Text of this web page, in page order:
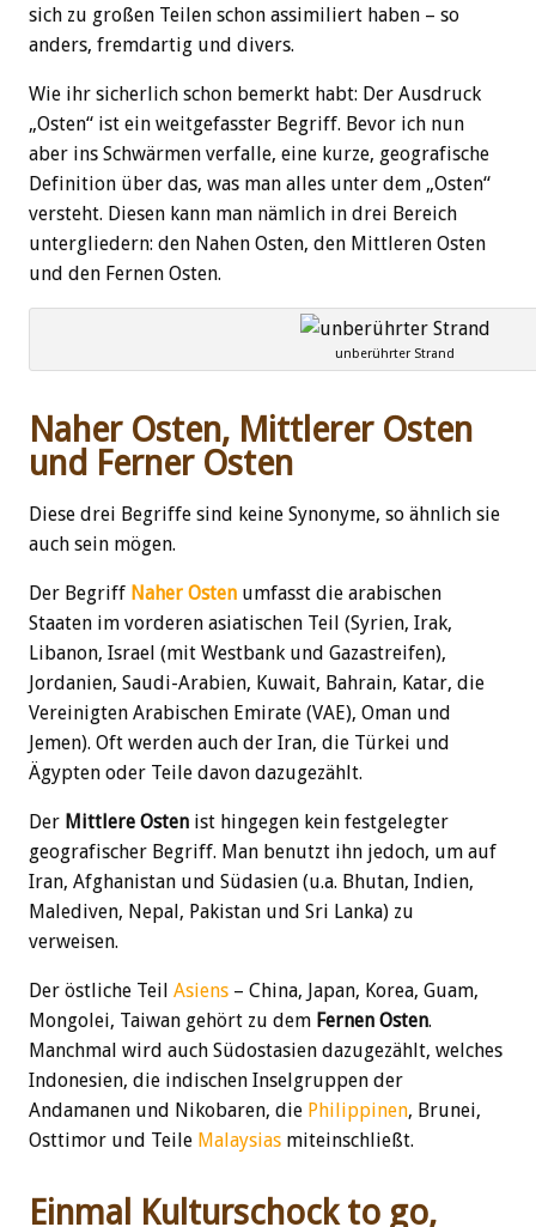
sich zu großen Teilen schon assimiliert haben – so
anders, fremdartig und divers.
Wie ihr sicherlich schon bemerkt habt: Der Ausdruck
„Osten“ ist ein weitgefasster Begriff. Bevor ich nun
aber ins Schwärmen verfalle, eine kurze, geografische
Definition über das, was man alles unter dem „Osten“
versteht. Diesen kann man nämlich in drei Bereich
untergliedern: den Nahen Osten, den Mittleren Osten
und den Fernen Osten.
unberührter Strand
Naher Osten, Mittlerer Osten
und Ferner Osten
Diese drei Begriffe sind keine Synonyme, so ähnlich sie
auch sein mögen.
Der Begriff Naher Osten umfasst die arabischen
Staaten im vorderen asiatischen Teil (Syrien, Irak,
Libanon, Israel (mit Westbank und Gazastreifen),
Jordanien, Saudi-Arabien, Kuwait, Bahrain, Katar, die
Vereinigten Arabischen Emirate (VAE), Oman und
Jemen). Oft werden auch der Iran, die Türkei und
Ägypten oder Teile davon dazugezählt.
Der Mittlere Osten ist hingegen kein festgelegter
geografischer Begriff. Man benutzt ihn jedoch, um auf
Iran, Afghanistan und Südasien (u.a. Bhutan, Indien,
Malediven, Nepal, Pakistan und Sri Lanka) zu
verweisen.
Der östliche Teil Asiens – China, Japan, Korea, Guam,
Mongolei, Taiwan gehört zu dem Fernen Osten.
Manchmal wird auch Südostasien dazugezählt, welches
Indonesien, die indischen Inselgruppen der
Andamanen und Nikobaren, die Philippinen, Brunei,
Osttimor und Teile Malaysias miteinschließt.
Einmal Kulturschock to go,